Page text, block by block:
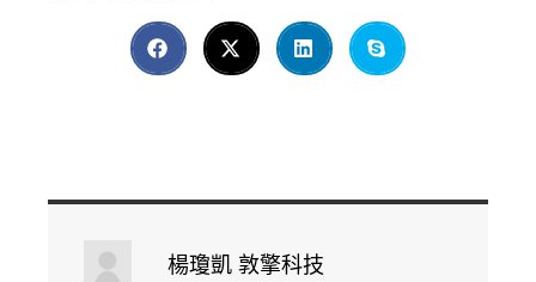
楊瓊凱 敦擎科技